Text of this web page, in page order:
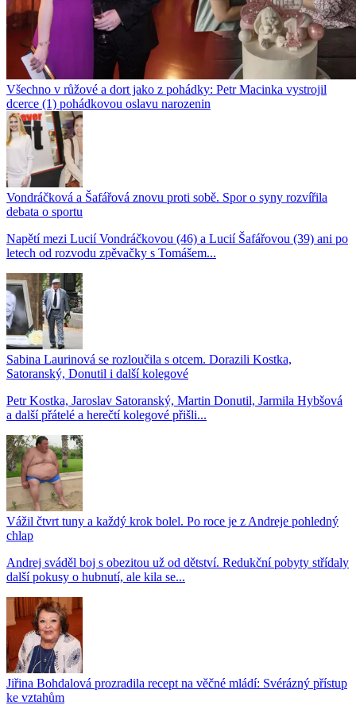
Všechno v růžové a dort jako z pohádky: Petr Macinka vystrojil
dcerce (1) pohádkovou oslavu narozenin
Vondráčková a Šafářová znovu proti sobě. Spor o syny rozvířila
debata o sportu
Napětí mezi Lucií Vondráčkovou (46) a Lucií Šafářovou (39) ani po
letech od rozvodu zpěvačky s Tomášem...
Sabina Laurinová se rozloučila s otcem. Dorazili Kostka,
Satoranský, Donutil i další kolegové
Petr Kostka, Jaroslav Satoranský, Martin Donutil, Jarmila Hybšová
a další přátelé a herečtí kolegové přišli...
Vážil čtvrt tuny a každý krok bolel. Po roce je z Andreje pohledný
chlap
Andrej sváděl boj s obezitou už od dětství. Redukční pobyty střídaly
další pokusy o hubnutí, ale kila se...
Jiřina Bohdalová prozradila recept na věčné mládí: Svérázný přístup
ke vztahům